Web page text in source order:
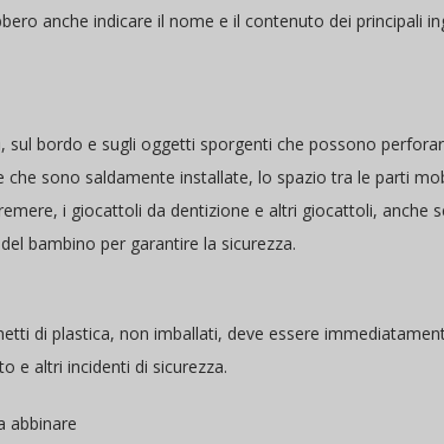
anche indicare il nome e il contenuto dei principali
sul bordo e sugli oggetti sporgenti che possono
che sono saldamente installate, lo spazio tra le parti
i giocattoli da dentizione e altri giocattoli, anche
bambino per garantire la sicurezza.
di plastica, non imballati, deve essere
e altri incidenti di sicurezza.
abbinare